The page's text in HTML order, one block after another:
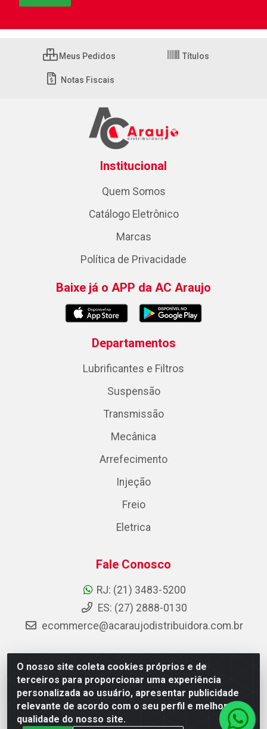
O nosso site coleta cookies próprios e de
terceiros para proporcionar uma experiência
personalizada ao usuário, apresentar publicidade
relevante de acordo com o seu perfil e melhorar a
qualidade do nosso site.
Meus Pedidos Títulos
Notas Fiscais
Institucional
Quem Somos
Catálogo Eletrônico
Marcas
Política de Privacidade
Baixe já o APP da AC Araujo
Departamentos
Lubrificantes e Filtros
Suspensão
Transmissão
Mecânica
Arrefecimento
Injeção
Freio
Eletrica
Fale Conosco
RJ: (21) 3483-5200
ES: (27) 2888-0130
ecommerce@acaraujodistribuidora.com.br
AC Araujo Distribuidora - Rua Carneiro de Campos, 42 -
São Cristóvão, Rio de Janeiro/RJ - CEP 20.920-410 -
CNPJ 08.744.753/0003-85